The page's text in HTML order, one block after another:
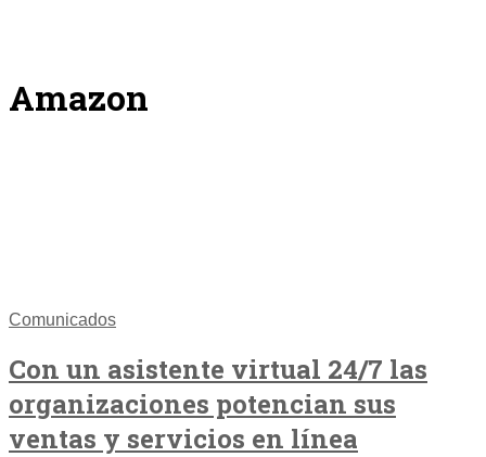
Amazon
Comunicados
Con un asistente virtual 24/7 las
organizaciones potencian sus
ventas y servicios en línea